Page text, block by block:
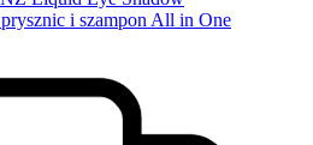
i szampon All in One